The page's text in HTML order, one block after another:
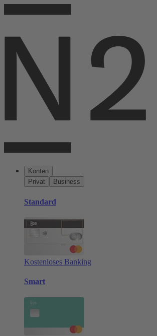
Konten
Privat
Business
Standard
Kostenloses Banking
Smart